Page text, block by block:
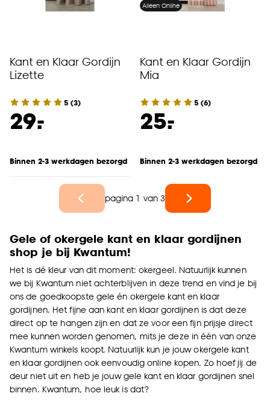
Kant en Klaar Gordijn
Lizette
5 (3)
29.
-
Binnen 2-3 werkdagen bezorgd
Alleen Online
Kant en Klaar Gordijn
Mia
5 (6)
25.
-
Binnen 2-3 werkdagen bezorgd
pagina 1 van 3
Gele of okergele kant en klaar gordijnen
shop je bij Kwantum!
Het is dé kleur van dit moment: okergeel. Natuurlijk kunnen
we bij Kwantum niet achterblijven in deze trend en vind je bij
ons de goedkoopste gele én okergele kant en klaar
gordijnen. Het fijne aan kant en klaar gordijnen is dat deze
direct op te hangen zijn en dat ze voor een fijn prijsje direct
mee kunnen worden genomen, mits je deze in één van onze
Kwantum winkels koopt. Natuurlijk kun je jouw okergele kant
en klaar gordijnen ook eenvoudig online kopen. Zo hoef jij de
deur niet uit en heb je jouw gele kant en klaar gordijnen snel
binnen. Kwantum, hoe leuk is dat?